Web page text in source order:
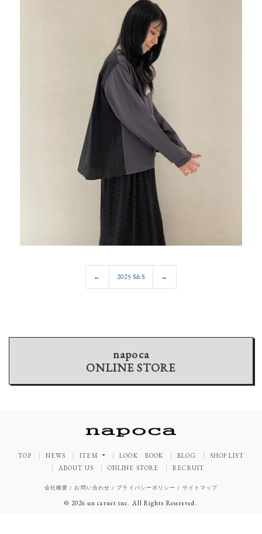
← 2025 S&S →
napoca
ONLINE STORE
TOP NEWS ITEM LOOK BOOK BLOG
SHOP LIST
ABOUT US
ONLINE STORE RECRUIT
会社概要 /お問い合わせ / プライバシーポリシー / サイトマップ
© 2026 un carnet inc. All Rights Resereved.